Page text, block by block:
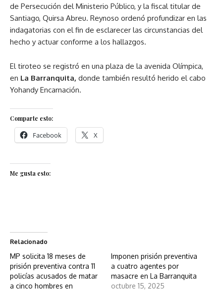
de Persecución del Ministerio Público, y la fiscal titular de
Santiago, Quirsa Abreu. Reynoso ordenó profundizar en las
indagatorias con el fin de esclarecer las circunstancias del
hecho y actuar conforme a los hallazgos.
El tiroteo se registró en una plaza de la avenida Olímpica,
en La Barranquita, donde también resultó herido el cabo
Yohandy Encarnación.
Comparte esto:
Facebook X
Me gusta esto:
Relacionado
MP solicita 18 meses de
prisión preventiva contra 11
policías acusados de matar
a cinco hombres en
Imponen prisión preventiva
a cuatro agentes por
masacre en La Barranquita
octubre 15, 2025